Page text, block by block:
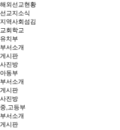
해외선교현황
선교지소식
지역사회섬김
교회학교
유치부
부서소개
게시판
사진방
아동부
부서소개
게시판
사진방
중,고등부
부서소개
게시판